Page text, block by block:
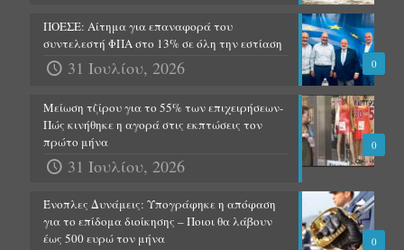
0
ΠΟΕΣΕ: Αίτημα για επαναφορά του
συντελεστή ΦΠΑ στο 13% σε όλη την εστίαση
31 Ιουλίου, 2026
0
Μείωση τζίρου για το 55% των επιχειρήσεων-
Πώς κινήθηκε η αγορά στις εκπτώσεις τον
πρώτο μήνα
31 Ιουλίου, 2026
0
Ένοπλες Δυνάμεις: Υπογράφηκε η απόφαση
για το επίδομα διοίκησης – Ποιοι θα λάβουν
έως 500 ευρώ τον μήνα